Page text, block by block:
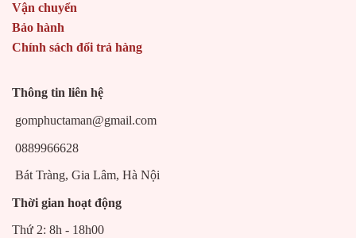
Vận chuyển
Bảo hành
Chính sách đổi trả hàng
Thông tin liên hệ
gomphuctaman@gmail.com
0889966628
Bát Tràng, Gia Lâm, Hà Nội
Thời gian hoạt động
Thứ 2: 8h - 18h00